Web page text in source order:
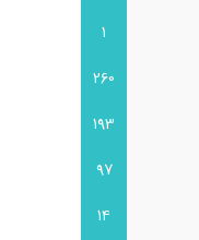
1
260
193
97
14